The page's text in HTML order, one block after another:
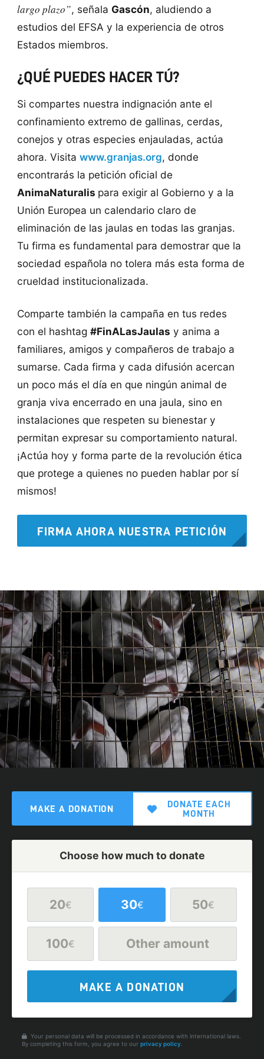
largo plazo”, señala Gascón, aludiendo a
estudios del EFSA y la experiencia de otros
Estados miembros.
¿QUÉ PUEDES HACER TÚ?
Si compartes nuestra indignación ante el
confinamiento extremo de gallinas, cerdas,
conejos y otras especies enjauladas, actúa
ahora. Visita www.granjas.org, donde
encontrarás la petición oficial de
AnimaNaturalis para exigir al Gobierno y a la
Unión Europea un calendario claro de
eliminación de las jaulas en todas las granjas.
Tu firma es fundamental para demostrar que la
sociedad española no tolera más esta forma de
crueldad institucionalizada.
Comparte también la campaña en tus redes
con el hashtag #FinALasJaulas y anima a
familiares, amigos y compañeros de trabajo a
sumarse. Cada firma y cada difusión acercan
un poco más el día en que ningún animal de
granja viva encerrado en una jaula, sino en
instalaciones que respeten su bienestar y
permitan expresar su comportamiento natural.
¡Actúa hoy y forma parte de la revolución ética
que protege a quienes no pueden hablar por sí
mismos!
FIRMA AHORA NUESTRA PETICIÓN
MAKE A DONATION
DONATE EACH
MONTH
Choose how much to donate
20€ 30€ 50€
100€ Other amount
MAKE A DONATION
Your personal data will be processed in accordance with international laws.
By completing this form, you agree to our privacy policy